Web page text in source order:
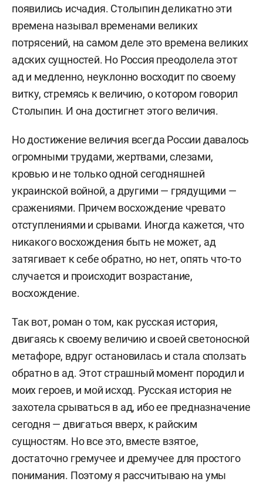
появились исчадия. Столыпин деликатно эти
времена называл временами великих
потрясений, на самом деле это времена великих
адских сущностей. Но Россия преодолела этот
ад и медленно, неуклонно восходит по своему
витку, стремясь к величию, о котором говорил
Столыпин. И она достигнет этого величия.
Но достижение величия всегда России давалось
огромными трудами, жертвами, слезами,
кровью и не только одной сегодняшней
украинской войной, а другими — грядущими —
сражениями. Причем восхождение чревато
отступлениями и срывами. Иногда кажется, что
никакого восхождения быть не может, ад
затягивает к себе обратно, но нет, опять что-то
случается и происходит возрастание,
восхождение.
Так вот, роман о том, как русская история,
двигаясь к своему величию и своей светоносной
метафоре, вдруг остановилась и стала сползать
обратно в ад. Этот страшный момент породил и
моих героев, и мой исход. Русская история не
захотела срываться в ад, ибо ее предназначение
сегодня — двигаться вверх, к райским
сущностям. Но все это, вместе взятое,
достаточно гремучее и дремучее для простого
понимания. Поэтому я рассчитываю на умы